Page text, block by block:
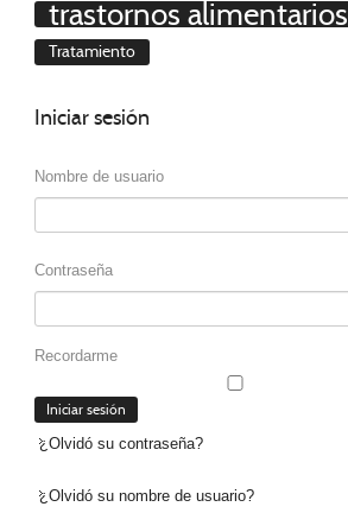
trastornos alimentarios
Tratamiento
Iniciarsesión
Nombre de usuario
Contraseña
Recordarme
¿Olvidó su contraseña?
¿Olvidó su nombre de usuario?